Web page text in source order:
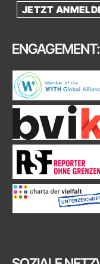
JETZT
ENGAGEMENT: